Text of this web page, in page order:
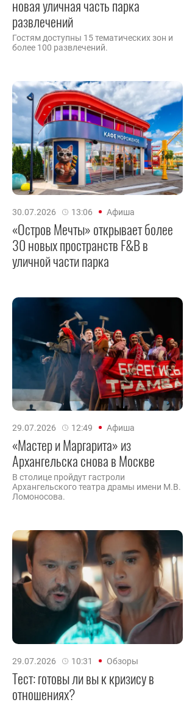
новая уличная часть парка
развлечений
Гостям доступны 15 тематических зон и
более 100 развлечений.
30.07.2026 13:06 Афиша
«Остров Мечты» открывает более
30 новых пространств F&B в
уличной части парка
29.07.2026 12:49 Афиша
«Мастер и Маргарита» из
Архангельска снова в Москве
В столице пройдут гастроли
Архангельского театра драмы имени М.В.
Ломоносова.
29.07.2026 10:31 Обзоры
Тест: готовы ли вы к кризису в
отношениях?